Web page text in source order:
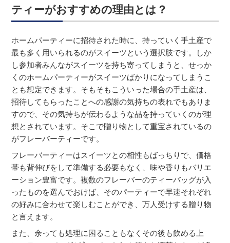
ティーがおすすめの理由とは？
ホームパーティーに招待された時に、持っていく手土産で
最も多く用いられるのがスイーツという選択肢です。しか
し参加者みんながスイーツを持ち寄ってしまうと、せっか
くのホームパーティーがスイーツばかりになってしまうこ
とも想定できます。そもそもこういった場合の手土産は、
招待してもらったことへの感謝の気持ちの表れでもありま
すので、その気持ちが伝わるような品を持っていくのが理
想とされています。そこで贈り物として重宝されているの
がフレーバーティーです。
フレーバーティーはスイーツとの相性もばっちりで、価格
帯も背伸びをして準備する必要もなく、味や香りもバリエ
ーション豊富です。複数のフレーバーのティーバッグが入
ったものを選んでおけば、そのパーティーで早速それぞれ
の好みに合わせて楽しむことができ、万人受けする贈り物
と言えます。
また、余っても処理に困ることもなくその後も飲める上